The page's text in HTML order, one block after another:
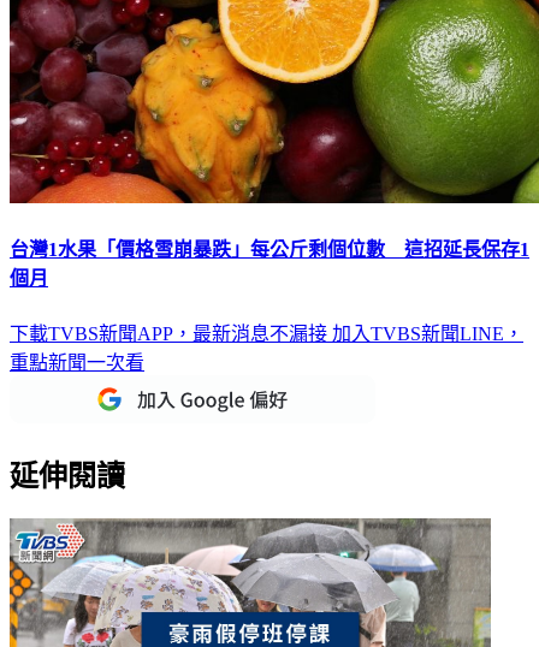
台灣1水果「價格雪崩暴跌」每公斤剩個位數 這招延長保存1
個月
下載TVBS新聞APP，最新消息不漏接 加入TVBS新聞LINE，
重點新聞一次看
延伸閱讀